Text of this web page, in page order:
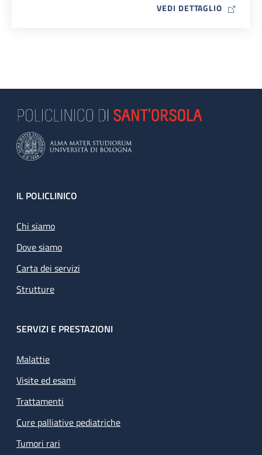
VEDI DETTAGLIO MAP ICON
Footer
IL POLICLINICO
Chi siamo
Dove siamo
Carta dei servizi
Strutture
SERVIZI E PRESTAZIONI
Malattie
Visite ed esami
Trattamenti
Cure palliative pediatriche
Tumori rari